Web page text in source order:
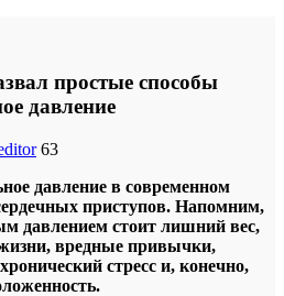
простые способы
давление
63
давление в современном
приступов. Напомним,
давлением стоит лишний вес,
вредные привычки,
стресс и, конечно,